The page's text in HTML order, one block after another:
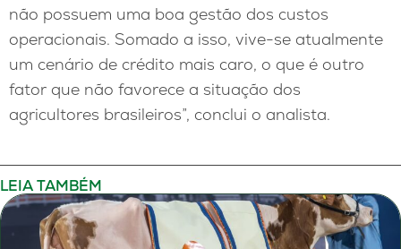
não possuem uma boa gestão dos custos
operacionais. Somado a isso, vive-se atualmente
um cenário de crédito mais caro, o que é outro
fator que não favorece a situação dos
agricultores brasileiros”, conclui o analista.
LEIA TAMBÉM